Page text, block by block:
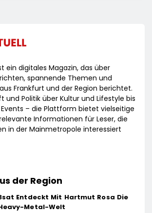
ein digitales Magazin, das über
spannende Themen und
Frankfurt und der Region berichtet.
und Politik über Kultur und Lifestyle bis
– die Plattform bietet vielseitige
Informationen für Leser, die
in der Mainmetropole interessiert
der Region
Entdeckt Mit Hartmut Rosa Die
Metal-Welt